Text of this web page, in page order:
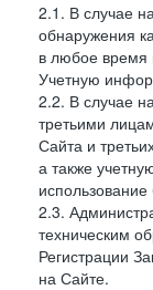
2.1. В случае
обнаружения
в любое время
Учетную
2.2. В случае
третьими
Сайта и
а также
2.3.
техническим
Регистрации
на Сайте.